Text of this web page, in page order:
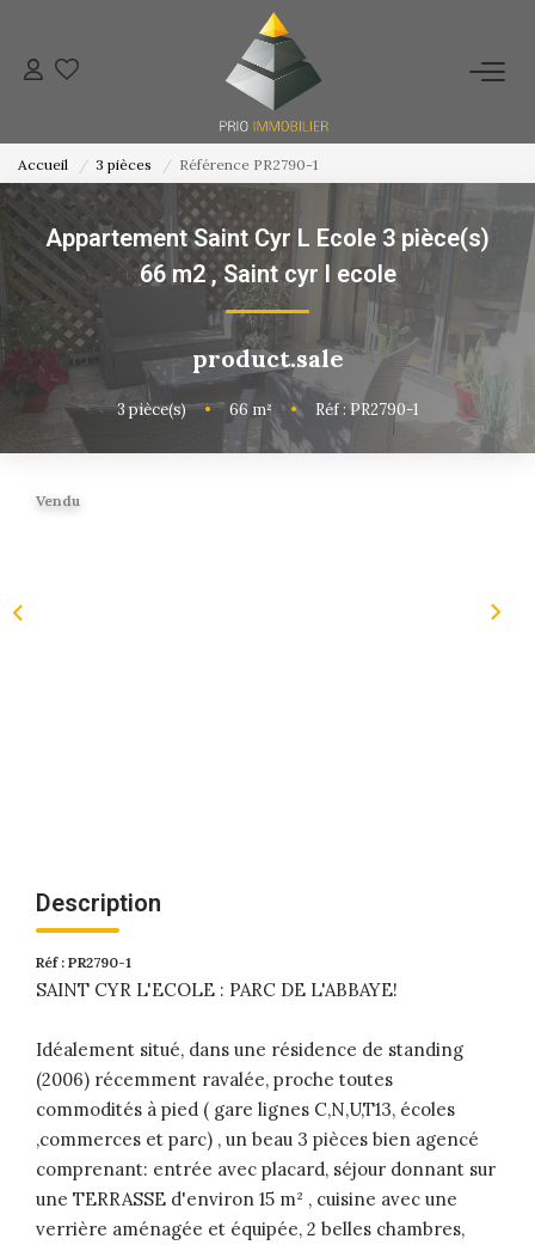
ACHETER
ESTIMATION
NOS ACTIONS COMMERCIALES
NOTRE AGENCE
CONTACT
Accueil 3 pièces Référence PR2790-1
Appartement Saint Cyr L Ecole 3 pièce(s)
66 m2,Saint cyr l ecole
product.sale
3pièce(s) • 66 m² • Réf : PR2790-1
Vendu
Description
Réf : PR2790-1
SAINT CYR L'ECOLE : PARC DE L'ABBAYE!
Idéalement situé, dans une résidence de standing
(2006) récemment ravalée, proche toutes
commodités à pied ( gare lignes C,N,U,T13, écoles
,commerces et parc) , un beau 3 pièces bien agencé
comprenant: entrée avec placard, séjour donnant sur
une TERRASSE d'environ 15 m² , cuisine avec une
verrière aménagée et équipée, 2 belles chambres,